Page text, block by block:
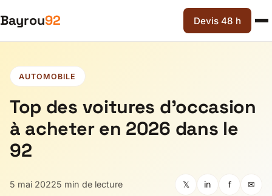
Bayrou92 Devis 48 h
AUTOMOBILE
Top des voitures d’occasion
à acheter en 2026 dans le
92
5 mai 20225 min de lecture 𝕏 in f ✉